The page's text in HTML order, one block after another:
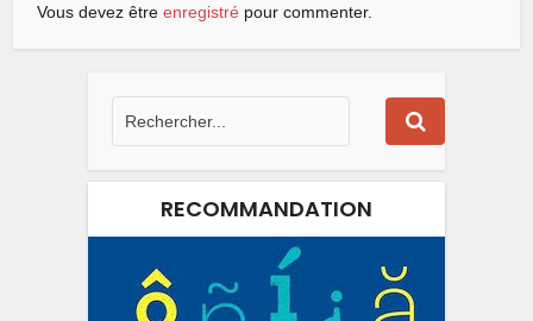
Vous devez êtreenregistré pour commenter.
RECOMMANDATION